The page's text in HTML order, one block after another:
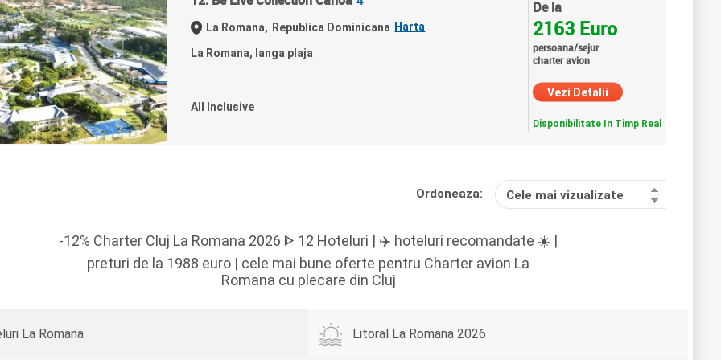
De la
2163 Euro
persoana/sejur
charter avion
Vezi Detalii
Disponibilitate In Timp Real
La Romana, Republica Dominicana Harta
La Romana, langa plaja
All Inclusive
Ordoneaza: Cele mai vizualizate
-12% Charter Cluj La Romana 2026 ᐈ 12 Hoteluri | ✈️ hoteluri recomandate ☀️ |
preturi de la 1988 euro | cele mai bune oferte pentru Charter avion La
Romana cu plecare din Cluj
La Romana Litoral La Romana 2026